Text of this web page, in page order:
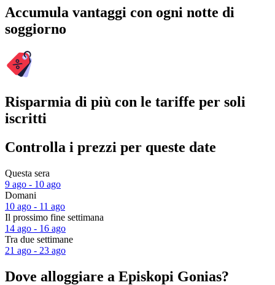
Accumula vantaggi con ogni notte di
soggiorno
Risparmia di più con le tariffe per soli
iscritti
Controlla i prezzi per queste date
Questa sera
9 ago - 10 ago
Domani
10 ago - 11 ago
Il prossimo fine settimana
14 ago - 16 ago
Tra due settimane
21 ago - 23 ago
Dove alloggiare a Episkopi Gonias?